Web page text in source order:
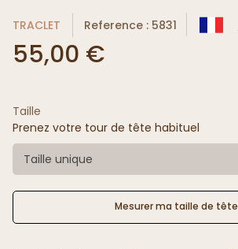
TRACLET Reference : 5831
55,00 €
Taille
Prenez votre tour de tête habituel
Taille unique
Mesurer ma taille de tête